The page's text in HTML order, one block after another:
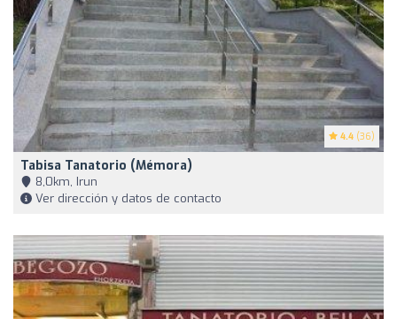
4.4 (36)
Tabisa Tanatorio (Mémora)
8,0km, Irun
Ver dirección y datos de contacto